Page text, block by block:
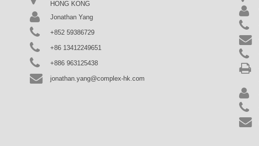
HONG KONG
Jonathan Yang
+852 59386729
+86 13412249651
+886 963125438
jonathan.yang@complex-hk.com